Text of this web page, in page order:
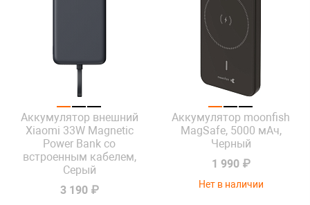
Аккумулятор внешний
Xiaomi 33W Magnetic
Power Bank со
встроенным кабелем,
Серый
3 190 ₽
Аккумулятор moonfish
MagSafe, 5000 мАч,
Черный
1 990 ₽
Нет в наличии